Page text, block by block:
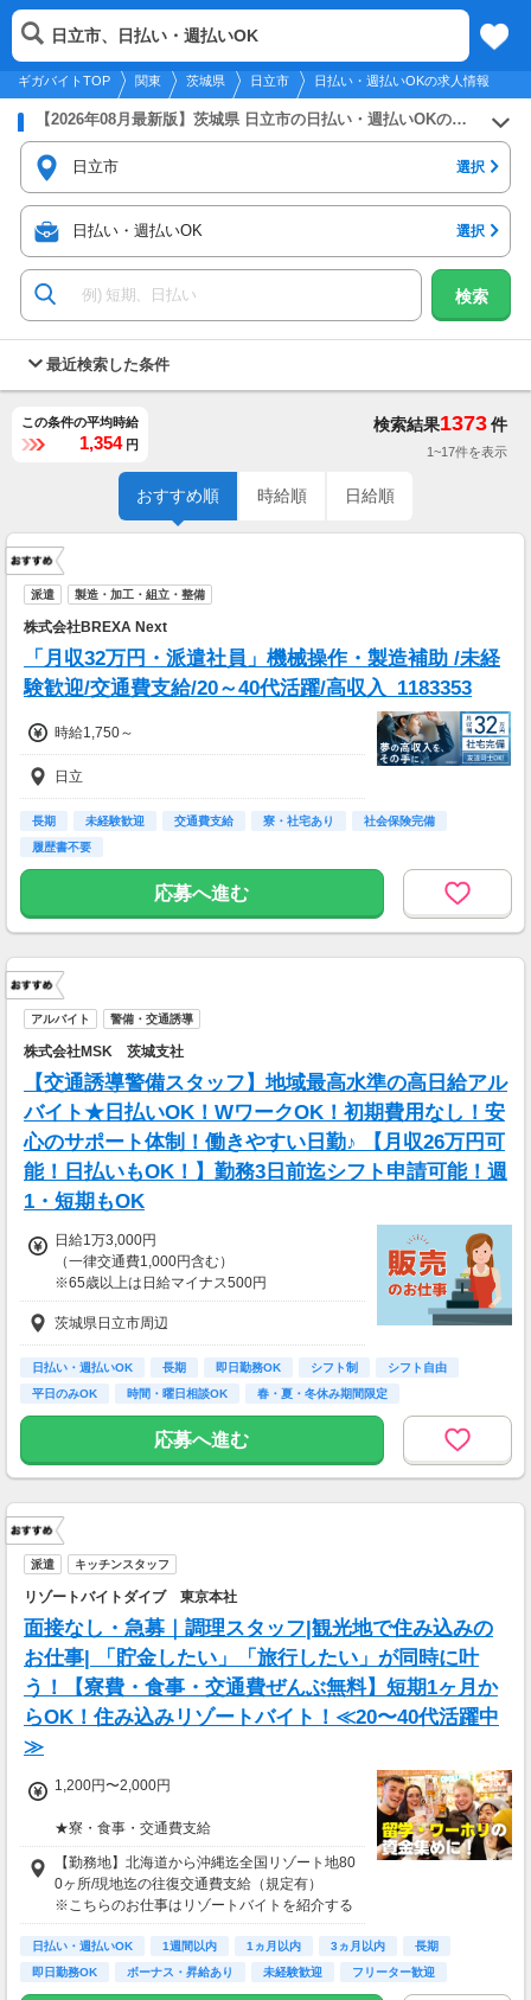
2026年8月8日更新
関東
メニュー
ギガバイトTOP 関東 茨城県 日立市 日払い・週払いOKの求人情報
日立市、日払い・週払いOK
【2026年08月最新版】茨城県 日立市の日払い・週払いOKのバイト・アルバイト・パートの求人募集情報
日立市 選択
日払い・週払いOK 選択
検索
最近検索した条件
この条件の平均時給
1,354 円
検索結果1373件
1~17件を表示
おすすめ順 時給順 日給順
派遣 製造・加工・組立・整備
株式会社BREXA Next
「月収32万円・派遣社員」機械操作・製造補助 /未経
験歓迎/交通費支給/20～40代活躍/高収入_1183353
時給1,750～
日立
長期 未経験歓迎 交通費支給 寮・社宅あり
社会保険完備
履歴書不要
応募へ進む
アルバイト 警備・交通誘導
株式会社MSK 茨城支社
【交通誘導警備スタッフ】地域最高水準の高日給アル
バイト★日払いOK！WワークOK！初期費用なし！安
心のサポート体制！働きやすい日勤♪ 【月収26万円可
能！日払いもOK！】勤務3日前迄シフト申請可能！週
1・短期もOK
日給1万3,000円
（一律交通費1,000円含む）
※65歳以上は日給マイナス500円
※70歳以上は日給マイナス2,000円
---
■交通誘導2級以上の資格をお持ちの方は
日給1万3,000円
※65歳以上は日給マイナス500円
※70歳以上は日給マイナス1,000円
★交通誘導2級（以上）として従事した場合
---
■65歳～69歳迄では他の年代と同じ現場でも
安全面・体力面の考慮により比較的低負荷の業
70歳以降では低負荷業務や季節により
相談の上短時間勤務をすることもあるため
給与が上記になる場合がございます。
＜月収例＞
月収26万円可能
（日給1万3,000円××月20日勤務）
茨城県日立市周辺
日払い・週払いOK 長期 即日勤務OK シフト制
シフト自由
平日のみOK
時間・曜日相談OK
春・夏・冬休み期間限定
副業・ＷワークOK
応募へ進む
派遣 キッチンスタッフ
リゾートバイトダイブ 東京本社
面接なし・急募｜調理スタッフ|観光地で住み込みの
お仕事| 「貯金したい」「旅行したい」が同時に叶
う！【寮費・食事・交通費ぜんぶ無料】短期1ヶ月か
らOK！住み込みリゾートバイト！≪20〜40代活躍中
≫
1,200円〜2,000円
★寮・食事・交通費支給
住み込みのお仕事のため、以下の補助がありま
す。
・寮費・光熱費無料（個室あり）
・食事無料
・往復交通費支給（上限あり）
※勤務地による
【勤務地】北海道から沖縄迄全国リゾート地80
0ヶ所/現地迄の往復交通費支給（規定有）
※こちらのお仕事はリゾートバイトを紹介する
募集となっており実際に募集がある勤務地と異
なる場合がございます。
カウンセリングでご希望条件をお伺いし、全国
からお仕事をご案内いたします。※ご自宅から
日払い・週払いOK 1週間以内 1ヵ月以内 3ヵ月以内
長期
即日勤務OK
ボーナス・昇給あり 未経験歓迎 フリーター歓迎